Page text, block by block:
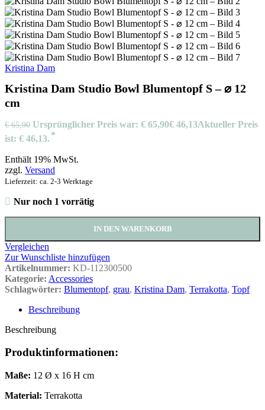
Kristina Dam
Kristina Dam Studio Bowl Blumentopf S – ⌀ 12
cm
€65,90 Ursprünglicher Preis war: € 65,90€ 46,13Aktueller Preis
ist: € 46,13.
Enthält 19% MwSt.
zzgl. Versand
Lieferzeit: ca. 2-3 Werktage
Nur noch 1 vorrätig
IN DEN WARENKORB
Vergleichen
Zur Wunschliste hinzufügen
Artikelnummer: KD-112300500
Kategorie: Accessories
Schlagwörter: Blumentopf, grau, Kristina Dam, Terrakotta, Topf
Beschreibung
Beschreibung
Produktinformationen:
Maße: 12 Ø x 16 H cm
Material: Terrakotta